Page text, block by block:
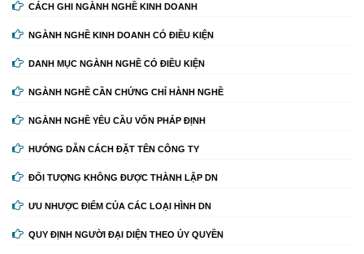
CÁCH GHI NGÀNH NGHỀ KINH DOANH
NGÀNH NGHỀ KINH DOANH CÓ ĐIỀU KIỆN
DANH MỤC NGÀNH NGHỀ CÓ ĐIỀU KIỆN
NGÀNH NGHỀ CẦN CHỨNG CHỈ HÀNH NGHỀ
NGÀNH NGHỀ YÊU CẦU VỐN PHÁP ĐỊNH
HƯỚNG DẪN CÁCH ĐẶT TÊN CÔNG TY
ĐỐI TƯỢNG KHÔNG ĐƯỢC THÀNH LẬP DN
ƯU NHƯỢC ĐIỂM CỦA CÁC LOẠI HÌNH DN
QUY ĐỊNH NGƯỜI ĐẠI DIỆN THEO ỦY QUYỀN